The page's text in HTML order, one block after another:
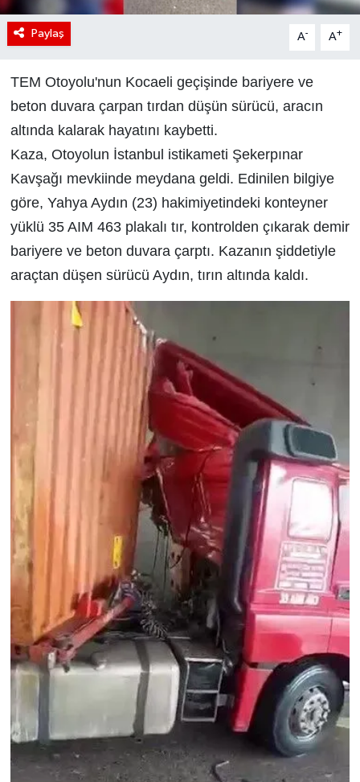
Paylaş A- A+
TEM Otoyolu'nun Kocaeli geçişinde bariyere ve
beton duvara çarpan tırdan düşün sürücü, aracın
altında kalarak hayatını kaybetti.
Kaza, Otoyolun İstanbul istikameti Şekerpınar
Kavşağı mevkiinde meydana geldi. Edinilen bilgiye
göre, Yahya Aydın (23) hakimiyetindeki konteyner
yüklü 35 AIM 463 plakalı tır, kontrolden çıkarak demir
bariyere ve beton duvara çarptı. Kazanın şiddetiyle
araçtan düşen sürücü Aydın, tırın altında kaldı.